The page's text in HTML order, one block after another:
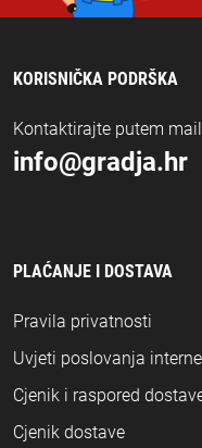
KORISNIČKA PODRŠKA
Kontaktirajte putem
info@gradja.hr
PLAĆANJE I DOSTAVA
Pravila privatnosti
Uvjeti poslovanja
Cjenik i raspored
Cjenik dostave